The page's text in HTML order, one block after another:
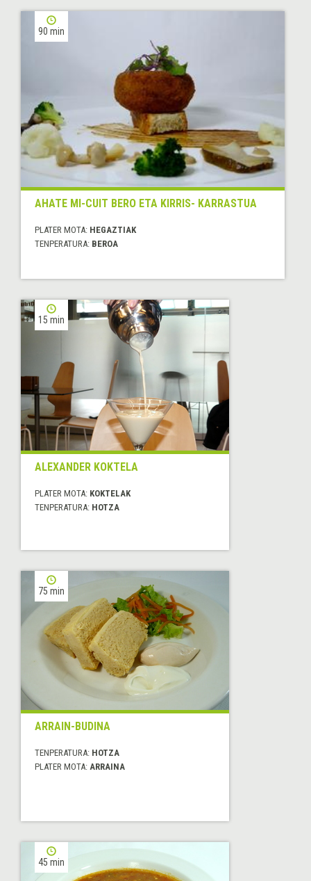
90 min
AHATE MI-CUIT BERO ETA KIRRIS- KARRASTUA
PLATER MOTA: HEGAZTIAK
TENPERATURA: BEROA
15 min
ALEXANDER KOKTELA
PLATER MOTA: KOKTELAK
TENPERATURA: HOTZA
75 min
ARRAIN-BUDINA
TENPERATURA: HOTZA
PLATER MOTA: ARRAINA
45 min